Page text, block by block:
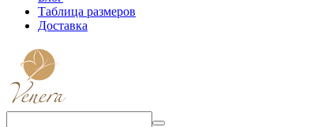
Таблица размеров
Доставка